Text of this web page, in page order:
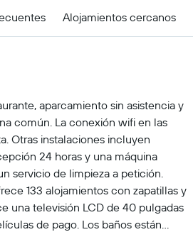
Alojamientos cercanos
aparcamiento sin asistencia y
común. La conexión wifi en las
Otras instalaciones incluyen
24 horas y una máquina
servicio de limpieza a petición.
133 alojamientos con zapatillas y
una televisión LCD de 40 pulgadas
de pago. Los baños están